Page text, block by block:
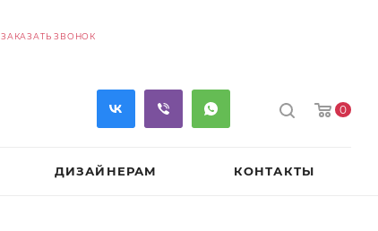
ЗАКАЗАТЬ ЗВОНОК
0
ДИЗАЙНЕРАМ КОНТАКТЫ